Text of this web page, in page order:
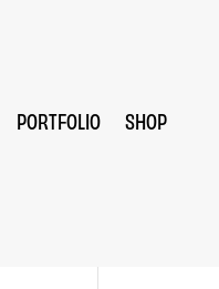
PORTFOLIO SHOP